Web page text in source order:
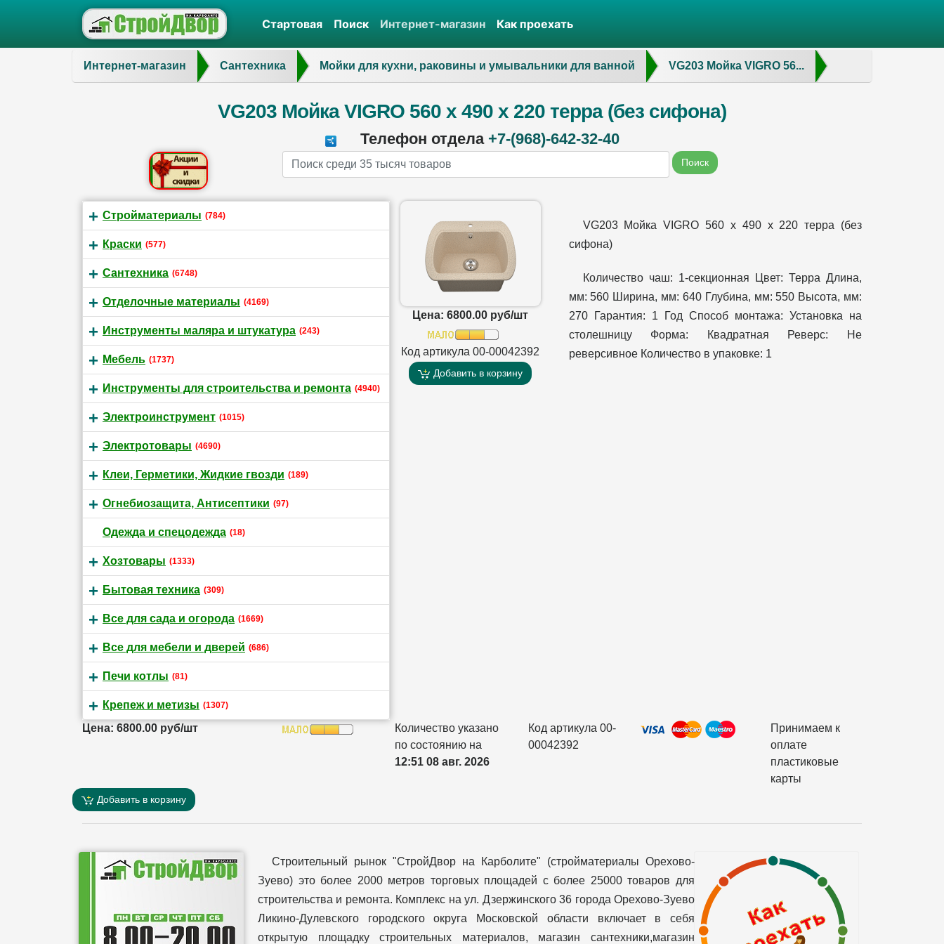
Стартовая Поиск Интернет-магазин Как проехать
Интернет-магазин Сантехника Мойки для кухни, раковины и умывальники для ванной VG203 Мойка VIGRO 56...
VG203 Мойка VIGRO 560 х 490 х 220 терра (без сифона)
Телефон отдела +7-(968)-642-32-40
Name Поиск
Стройматериалы (784)
Краски (577)
Сантехника (6748)
Отделочные материалы (4169)
Инструменты маляра и штукатура (243)
Мебель (1737)
Инструменты для строительства и ремонта (4940)
Электроинструмент (1015)
Электротовары (4690)
Клеи, Герметики, Жидкие гвозди (189)
Огнебиозащита, Антисептики (97)
Одежда и спецодежда (18)
Хозтовары (1333)
Бытовая техника (309)
Все для сада и огорода (1669)
Все для мебели и дверей (686)
Печи котлы (81)
Крепеж и метизы (1307)
Цена: 6800.00 руб/шт
Код артикула 00-00042392
Добавить в корзину
VG203 Мойка VIGRO 560 х 490 х 220 терра (без
сифона)
Количество чаш: 1-секционная Цвет: Терра Длина,
мм: 560 Ширина, мм: 640 Глубина, мм: 550 Высота, мм:
270 Гарантия: 1 Год Способ монтажа: Установка на
столешницу Форма: Квадратная Реверс: Не
реверсивное Количество в упаковке: 1
Цена: 6800.00 руб/шт
Количество указано
по состоянию на
12:51 08 авг. 2026
Код артикула 00-
00042392
Принимаем к
оплате
пластиковые
карты
Добавить в корзину
Строительный рынок "СтройДвор на Карболите" (стройматериалы Орехово-
Зуево) это более 2000 метров торговых площадей с более 25000 товаров для
строительства и ремонта. Комплекс на ул. Дзержинского 36 города Орехово-Зуево
Ликино-Дулевского городского округа Московской области включает в себя
открытую площадку строительных материалов, магазин сантехники,магазин